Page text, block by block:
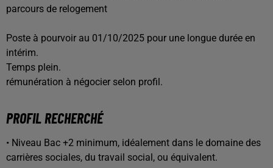
parcours de relogement
Poste à pourvoir au 01/10/2025 pour une longue durée en
intérim.
Temps plein.
rémunération à négocier selon profil.
PROFIL RECHERCHÉ
• Niveau Bac +2 minimum, idéalement dans le domaine des
carrières sociales, du travail social, ou équivalent.